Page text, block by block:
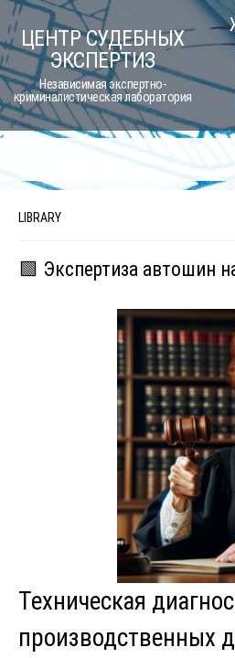
Skip
to
content
ЦЕНТР СУДЕБНЫХ
ЭКСПЕРТИЗ
Независимая экспертно-
криминалистическая лаборатория
LIBRARY
🟩 Экспертиза автошин
Техническая
производственных